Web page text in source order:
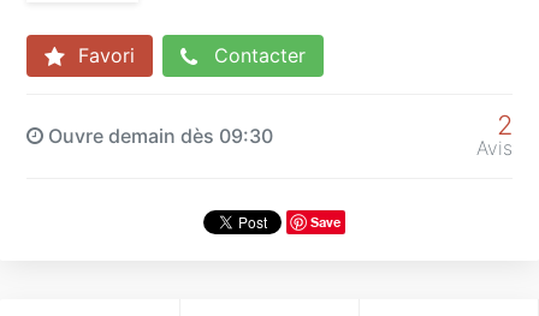
Favori Contacter
Ouvre demain dès 09:30 2
Avis
Save